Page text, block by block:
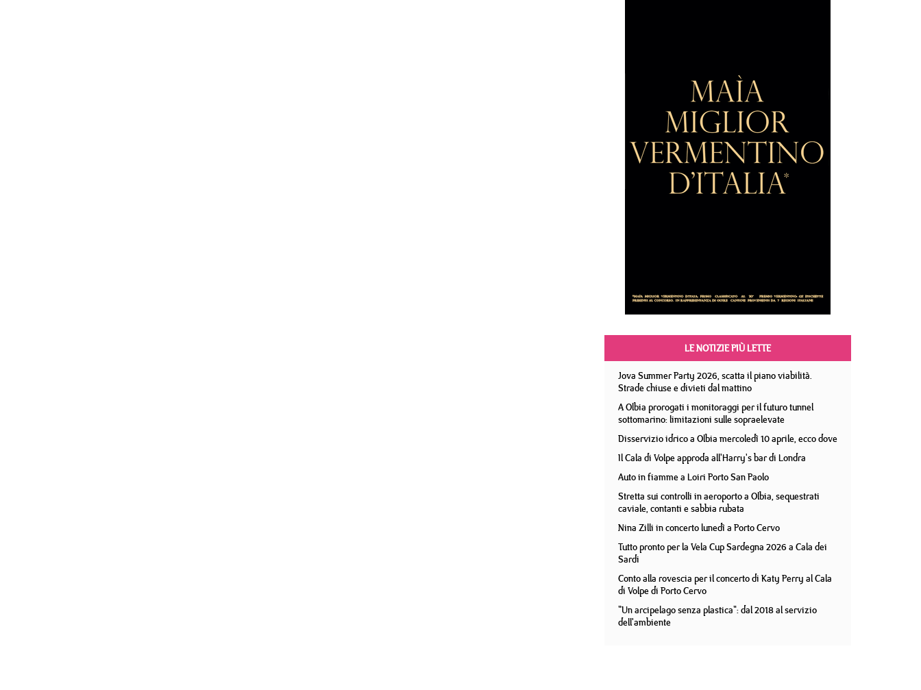
LE NOTIZIE PIÙ LETTE
Jova Summer Party 2026, scatta il piano viabilità.
Strade chiuse e divieti dal mattino
A Olbia prorogati i monitoraggi per il futuro tunnel
sottomarino: limitazioni sulle sopraelevate
Disservizio idrico a Olbia mercoledì 10 aprile, ecco dove
Il Cala di Volpe approda all'Harry's bar di Londra
Auto in fiamme a Loiri Porto San Paolo
Stretta sui controlli in aeroporto a Olbia, sequestrati
caviale, contanti e sabbia rubata
Nina Zilli in concerto lunedì a Porto Cervo
Tutto pronto per la Vela Cup Sardegna 2026 a Cala dei
Sardi
Conto alla rovescia per il concerto di Katy Perry al Cala
di Volpe di Porto Cervo
"Un arcipelago senza plastica": dal 2018 al servizio
dell'ambiente